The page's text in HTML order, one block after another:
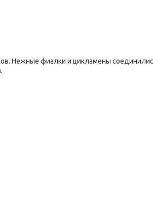
Нежные фиалки и цикламены